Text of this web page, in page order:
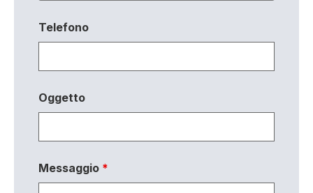
Telefono
Oggetto
Messaggio *